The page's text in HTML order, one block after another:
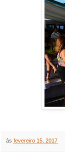
às fevereiro 15, 2017